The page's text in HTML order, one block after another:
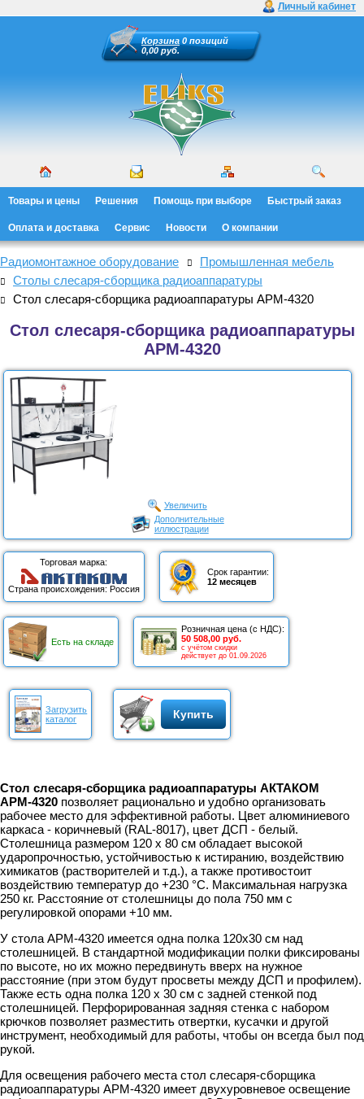
Личный кабинет
Корзина 0 позиций
0,00 руб.
Товары и цены Решения Помощь при выборе Быстрый заказ
Оплата и доставка Сервис Новости О компании
Радиомонтажное оборудование
Промышленная мебель
Столы слесаря-сборщика радиоаппаратуры
Стол слесаря-сборщика радиоаппаратуры АРМ-4320
Стол слесаря-сборщика радиоаппаратуры
АРМ-4320
Увеличить
Дополнительные
иллюстрации
Торговая марка:
Страна происхождения: Россия
Срок гарантии:
12 месяцев
Есть на складе
Розничная цена (с НДС):
50 508,00 руб.
с учётом скидки
действует до 01.09.2026
Загрузить
каталог
Купить
Стол слесаря-сборщика радиоаппаратуры АКТАКОМ
АРМ-4320 позволяет рационально и удобно организовать
рабочее место для эффективной работы. Цвет алюминиевого
каркаса - коричневый (RAL-8017), цвет ДСП - белый.
Столешница размером 120 x 80 см обладает высокой
ударопрочностью, устойчивостью к истиранию, воздействию
химикатов (растворителей и т.д.), а также противостоит
воздействию температур до +230 °C. Максимальная нагрузка
250 кг. Расстояние от столешницы до пола 750 мм с
регулировкой опорами +10 мм.
У стола АРМ-4320 имеется одна полка 120x30 см над
столешницей. В стандартной модификации полки фиксированы
по высоте, но их можно передвинуть вверх на нужное
расстояние (при этом будут просветы между ДСП и профилем).
Также есть одна полка 120 x 30 см с задней стенкой под
столешницей. Перфорированная задняя стенка с набором
крючков позволяет разместить отвертки, кусачки и другой
инструмент, необходимый для работы, чтобы он всегда был под
рукой.
Для освещения рабочего места стол слесаря-сборщика
радиоаппаратуры АРМ-4320 имеет двухуровневое освещение